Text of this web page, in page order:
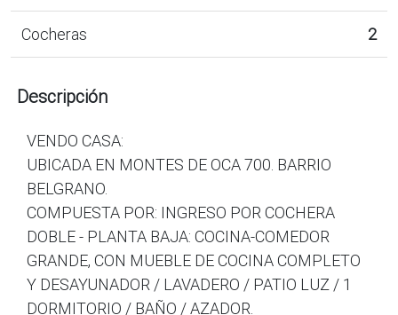
Cocheras 2
Descripción
VENDO CASA:
UBICADA EN MONTES DE OCA 700. BARRIO
BELGRANO.
COMPUESTA POR: INGRESO POR COCHERA
DOBLE - PLANTA BAJA: COCINA-COMEDOR
GRANDE, CON MUEBLE DE COCINA COMPLETO
Y DESAYUNADOR / LAVADERO / PATIO LUZ / 1
DORMITORIO / BAÑO / AZADOR.